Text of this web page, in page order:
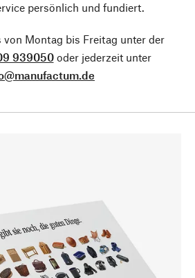
persönlich und fundiert.
von Montag bis Freitag unter der
939050oder jederzeit unter